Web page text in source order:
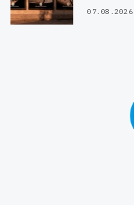
07.08.2026